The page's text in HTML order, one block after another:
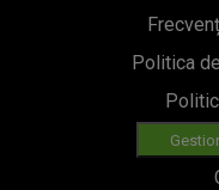
Politica